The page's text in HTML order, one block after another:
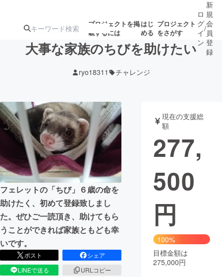
プロジェクトを掲
載するには
はじ
める
プロジェクト
をさがす
アート・写真
テクノロジー・ガジェット ゲーム・サ
映像・映画 書籍・雑誌
ビジネス・起業
CAMPFIRE for Social Good
ロ
グ
イ
ン
/
新
規
会
員
登
録
大事な家族のちびを助けたい
ryo18311 チャレンジ
フェレットの「ちび」６歳の命を
助けたく、初めて登録致しまし
た。ぜひご一読頂き、助けてもら
うことができれば家族ともども幸
いです。
ポスト
シェア
LINEで送る
URLコピー
現在の支援総
額
277,
500
円
100%
目標金額は
275,000円